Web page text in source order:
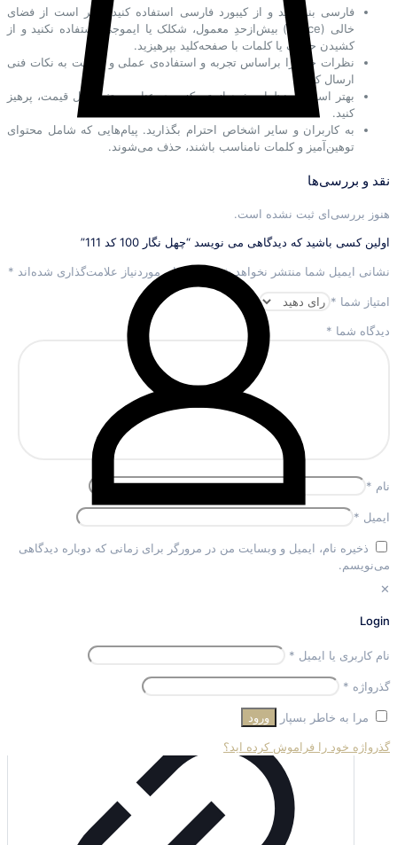
✕
Login
نام کاربری یا ایمیل * الزامی
گذرواژه * الزامی
مرا به خاطر بسپار ورود
گذرواژه خود را فراموش کرده اید؟
فارسی بنویسید و از کیبورد فارسی استفاده کنید. بهتر است از فضای
خالی (Space) بیش‌از‌حدِ معمول، شکلک یا ایموجی استفاده نکنید و از
کشیدن حروف یا کلمات با صفحه‌کلید بپرهیزید.
نظرات خود را براساس تجربه و استفاده‌ی عملی و با دقت به نکات فنی
ارسال کنید؛
بهتر است در نظرات خود از تمرکز روی عناصر متغیر مثل قیمت، پرهیز
کنید.
به کاربران و سایر اشخاص احترام بگذارید. پیام‌هایی که شامل محتوای
توهین‌آمیز و کلمات نامناسب باشند، حذف می‌شوند.
نقد و بررسی‌ها
هنوز بررسی‌ای ثبت نشده است.
اولین کسی باشید که دیدگاهی می نویسد “چهل نگار 100 کد 111”
نشانی ایمیل شما منتشر نخواهد شد. بخش‌های موردنیاز علامت‌گذاری شده‌اند *
امتیاز شما *
دیدگاه شما *
نام *
ایمیل *
ذخیره نام، ایمیل و وبسایت من در مرورگر برای زمانی که دوباره دیدگاهی
می‌نویسم.
محصولات مرتبط